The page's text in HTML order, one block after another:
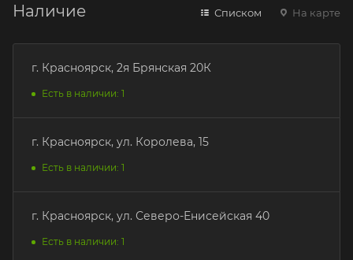
Наличие Списком На карте
г. Красноярск, 2я Брянская 20К
Есть в наличии: 1
г. Красноярск, ул. Королева, 15
Есть в наличии: 1
г. Красноярск, ул. Северо-Енисейская 40
Есть в наличии: 1